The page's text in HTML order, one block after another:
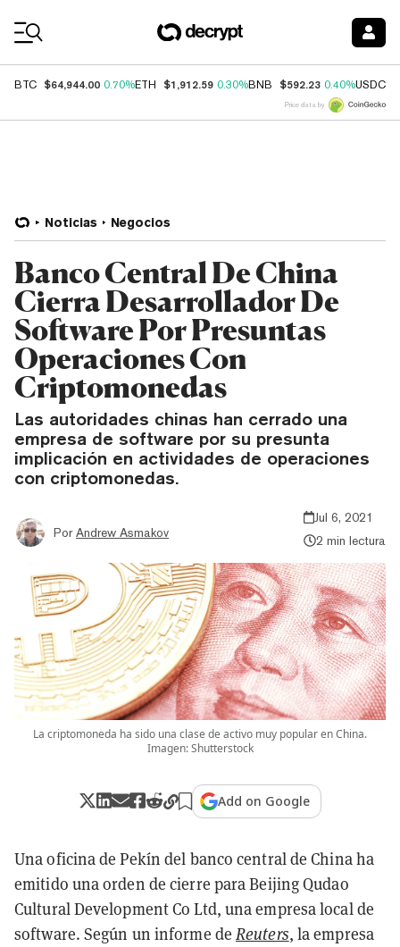
BTC $64,944.00 0.70%ETH $1,912.59 0.30%BNB $592.23 0.40%USDC
Price data by
Noticias Negocios
Banco Central De China
Cierra Desarrollador De
Software Por Presuntas
Operaciones Con
Criptomonedas
Las autoridades chinas han cerrado una
empresa de software por su presunta
implicación en actividades de operaciones
con criptomonedas.
Por Andrew Asmakov
Jul 6, 2021
2 min lectura
La criptomoneda ha sido una clase de activo muy popular en China.
Imagen: Shutterstock
Add on Google
Una oficina de Pekín del banco central de China ha
emitido una orden de cierre para Beijing Qudao
Cultural Development Co Ltd, una empresa local de
software. Según un informe deReuters, la empresa